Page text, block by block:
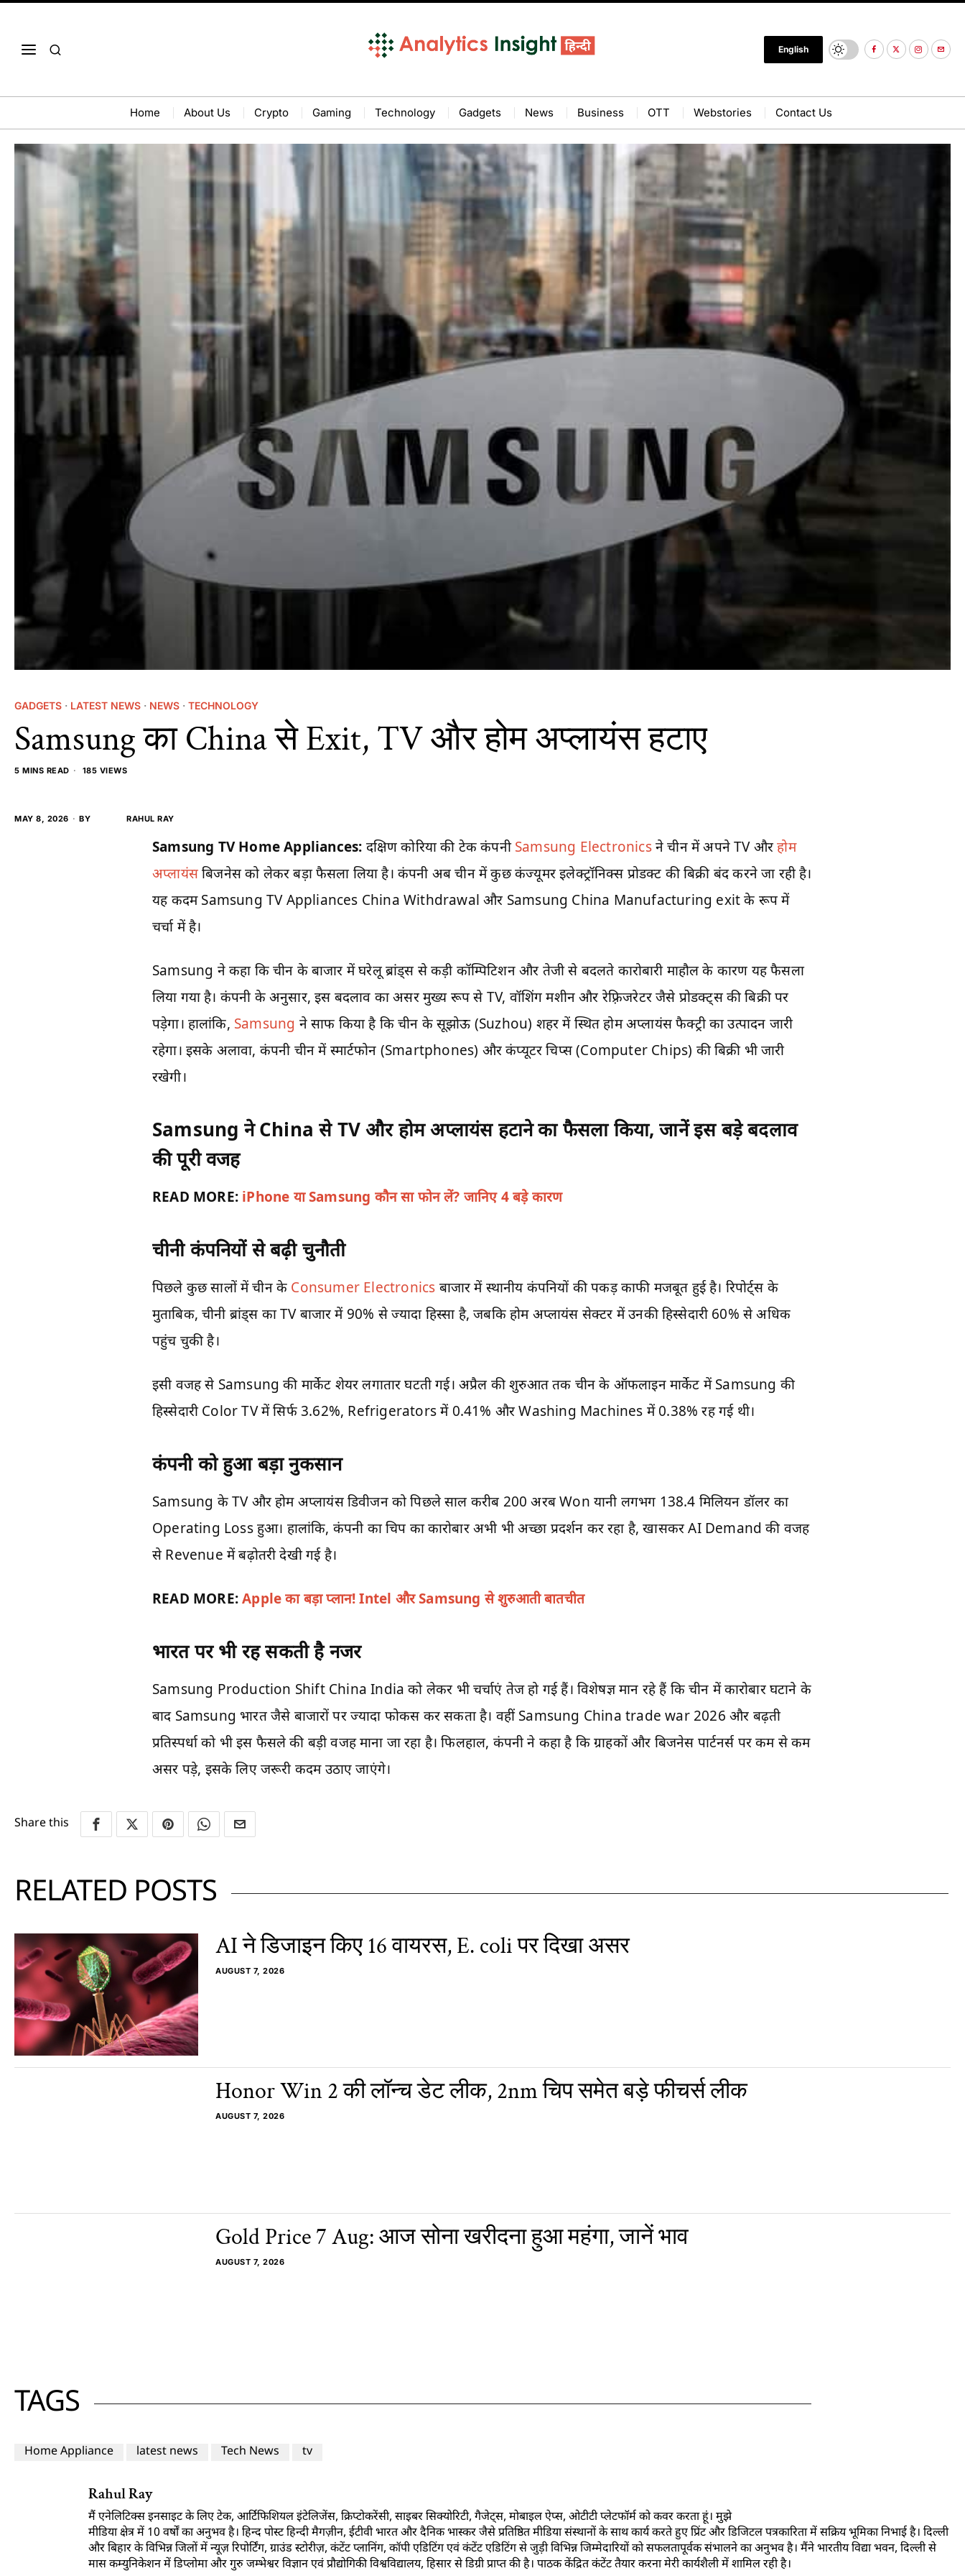
English
Home About Us Crypto Gaming Technology Gadgets News Business OTT Webstories Contact Us
GADGETS · LATEST NEWS · NEWS · TECHNOLOGY
Samsung का China से Exit, TV और होम अप्लायंस हटाए
5 MINS READ 185 VIEWS
MAY 8, 2026 BY RAHUL RAY
Samsung TV Home Appliances: दक्षिण कोरिया की टेक कंपनीSamsung Electronicsने चीन में अपने TV औरहोम
अप्लायंसबिजनेस को लेकर बड़ा फैसला लिया है। कंपनी अब चीन में कुछ कंज्यूमर इलेक्ट्रॉनिक्स प्रोडक्ट की बिक्री बंद करने जा रही है।
यह कदम Samsung TV Appliances China Withdrawal और Samsung China Manufacturing exit के रूप में
चर्चा में है।
Samsung ने कहा कि चीन के बाजार में घरेलू ब्रांड्स से कड़ी कॉम्पिटिशन और तेजी से बदलते कारोबारी माहौल के कारण यह फैसला
लिया गया है। कंपनी के अनुसार, इस बदलाव का असर मुख्य रूप से TV, वॉशिंग मशीन और रेफ़्रिजरेटर जैसे प्रोडक्ट्स की बिक्री पर
पड़ेगा। हालांकि, Samsung ने साफ किया है कि चीन के सूझोऊ (Suzhou) शहर में स्थित होम अप्लायंस फैक्ट्री का उत्पादन जारी
रहेगा। इसके अलावा, कंपनी चीन में स्मार्टफोन (Smartphones) और कंप्यूटर चिप्स (Computer Chips) की बिक्री भी जारी
रखेगी।
Samsung ने China से TV और होम अप्लायंस हटाने का फैसला किया, जानें इस बड़े बदलाव
की पूरी वजह
READ MORE: iPhone या Samsung कौन सा फोन लें? जानिए 4 बड़े कारण
चीनी कंपनियों से बढ़ी चुनौती
पिछले कुछ सालों में चीन के Consumer Electronics बाजार में स्थानीय कंपनियों की पकड़ काफी मजबूत हुई है। रिपोर्ट्स के
मुताबिक, चीनी ब्रांड्स का TV बाजार में 90% से ज्यादा हिस्सा है, जबकि होम अप्लायंस सेक्टर में उनकी हिस्सेदारी 60% से अधिक
पहुंच चुकी है।
इसी वजह से Samsung की मार्केट शेयर लगातार घटती गई। अप्रैल की शुरुआत तक चीन के ऑफलाइन मार्केट में Samsung की
हिस्सेदारी Color TV में सिर्फ 3.62%, Refrigerators में 0.41% और Washing Machines में 0.38% रह गई थी।
कंपनी को हुआ बड़ा नुकसान
Samsung के TV और होम अप्लायंस डिवीजन को पिछले साल करीब 200 अरब Won यानी लगभग 138.4 मिलियन डॉलर का
Operating Loss हुआ। हालांकि, कंपनी का चिप का कारोबार अभी भी अच्छा प्रदर्शन कर रहा है, खासकर AI Demand की वजह
से Revenue में बढ़ोतरी देखी गई है।
READ MORE:Apple का बड़ा प्लान! Intel और Samsung से शुरुआती बातचीत
भारत पर भी रह सकती है नजर
Samsung Production Shift China India को लेकर भी चर्चाएं तेज हो गई हैं। विशेषज्ञ मान रहे हैं कि चीन में कारोबार घटाने के
बाद Samsung भारत जैसे बाजारों पर ज्यादा फोकस कर सकता है। वहीं Samsung China trade war 2026 और बढ़ती
प्रतिस्पर्धा को भी इस फैसले की बड़ी वजह माना जा रहा है। फिलहाल, कंपनी ने कहा है कि ग्राहकों और बिजनेस पार्टनर्स पर कम से कम
असर पड़े, इसके लिए जरूरी कदम उठाए जाएंगे।
Share this
RELATED POSTS
AI ने डिजाइन किए 16 वायरस, E. coli पर दिखा असर
AUGUST 7, 2026
Honor Win 2 की लॉन्च डेट लीक, 2nm चिप समेत बड़े फीचर्स लीक
AUGUST 7, 2026
Gold Price 7 Aug: आज सोना खरीदना हुआ महंगा, जानें भाव
AUGUST 7, 2026
TAGS
Home Appliance latest news Tech News tv
Rahul Ray
मैं एनेलिटिक्स इनसाइट के लिए टेक, आर्टिफिशियल इंटेलिजेंस, क्रिप्टोकरेंसी, साइबर सिक्योरिटी, गैजेट्स, मोबाइल ऐप्स, ओटीटी प्लेटफॉर्म को कवर करता हूं। मुझे
मीडिया क्षेत्र में 10 वर्षों का अनुभव है। हिन्द पोस्ट हिन्दी मैगज़ीन, ईटीवी भारत और दैनिक भास्कर जैसे प्रतिष्ठित मीडिया संस्थानों के साथ कार्य करते हुए प्रिंट और डिजिटल पत्रकारिता में सक्रिय भूमिका निभाई है। दिल्ली
और बिहार के विभिन्न जिलों में न्यूज़ रिपोर्टिंग, ग्राउंड स्टोरीज़, कंटेंट प्लानिंग, कॉपी एडिटिंग एवं कंटेंट एडिटिंग से जुड़ी विभिन्न जिम्मेदारियों को सफलतापूर्वक संभालने का अनुभव है। मैंने भारतीय विद्या भवन, दिल्ली से
मास कम्युनिकेशन में डिप्लोमा और गुरु जम्भेश्वर विज्ञान एवं प्रौद्योगिकी विश्वविद्यालय, हिसार से डिग्री प्राप्त की है। पाठक केंद्रित कंटेंट तैयार करना मेरी कार्यशैली में शामिल रही है।